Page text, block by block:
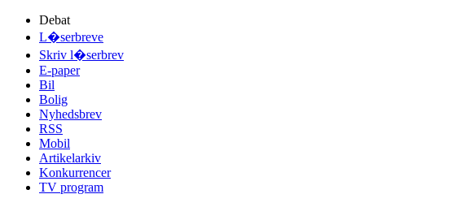
Debat
L�serbreve
Skriv l�serbrev
E-paper
Bil
Bolig
Nyhedsbrev
RSS
Mobil
Artikelarkiv
Konkurrencer
TV program